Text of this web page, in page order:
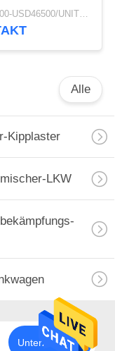
8X4
USD46000-USD46500/UNIT)negotiation MOQ:1 EINHEIT
Alle
Kipplaster
LKW
Unterzeichnen